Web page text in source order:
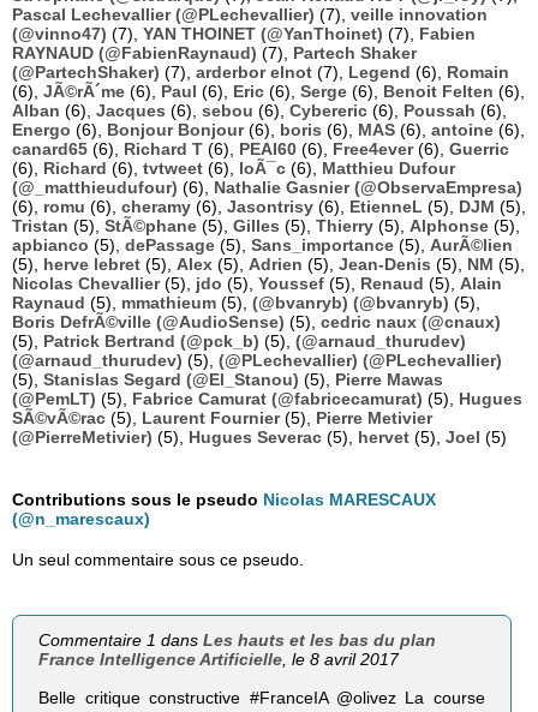
Pascal Lechevallier (@PLechevallier) (7), veille innovation
(@vinno47) (7), YAN THOINET (@YanThoinet) (7), Fabien
RAYNAUD (@FabienRaynaud) (7), Partech Shaker
(@PartechShaker) (7), arderbor elnot (7), Legend (6), Romain
(6), JÃ©rÃ´me (6), Paul (6), Eric (6), Serge (6), Benoit Felten (6),
Alban (6), Jacques (6), sebou (6), Cybereric (6), Poussah (6),
Energo (6), Bonjour Bonjour(6), boris (6), MAS (6), antoine (6),
canard65 (6), Richard T (6), PEAI60 (6), Free4ever(6), Guerric
(6), Richard (6), tvtweet (6), loÃ¯c (6), Matthieu Dufour
(@_matthieudufour) (6), Nathalie Gasnier (@ObservaEmpresa)
(6), romu (6), cheramy (6), Jasontrisy (6), EtienneL (5), DJM (5),
Tristan (5), StÃ©phane (5), Gilles (5), Thierry (5), Alphonse (5),
apbianco (5), dePassage (5), Sans_importance (5), AurÃ©lien
(5), herve lebret (5), Alex (5), Adrien (5), Jean-Denis (5), NM (5),
Nicolas Chevallier(5), jdo (5), Youssef (5), Renaud (5), Alain
Raynaud (5), mmathieum (5), (@bvanryb) (@bvanryb) (5),
Boris DefrÃ©ville (@AudioSense) (5), cedric naux (@cnaux)
(5), Patrick Bertrand (@pck_b) (5), (@arnaud_thurudev)
(@arnaud_thurudev) (5), (@PLechevallier) (@PLechevallier)
(5), Stanislas Segard (@El_Stanou) (5), Pierre Mawas
(@PemLT) (5), Fabrice Camurat (@fabricecamurat) (5), Hugues
SÃ©vÃ©rac (5), Laurent Fournier(5), Pierre Metivier
(@PierreMetivier) (5), Hugues Severac (5), hervet (5), Joel (5)
Contributions sous le pseudo Nicolas MARESCAUX
(@n_marescaux)
Un seul commentaire sous ce pseudo.
Commentaire 1 dansLes hauts et les bas du plan
France Intelligence Artificielle , le 8 avril 2017
Belle critique constructive #FranceIA @olivez La course